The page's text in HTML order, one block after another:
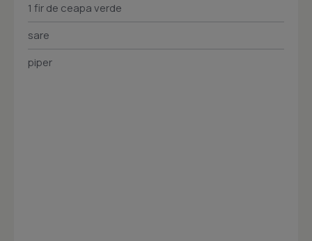
1 fir de ceapa verde
sare
piper